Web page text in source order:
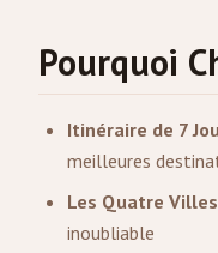
Pourquoi
Itinéraire de 7
meilleures
Les Quatre
inoubliable